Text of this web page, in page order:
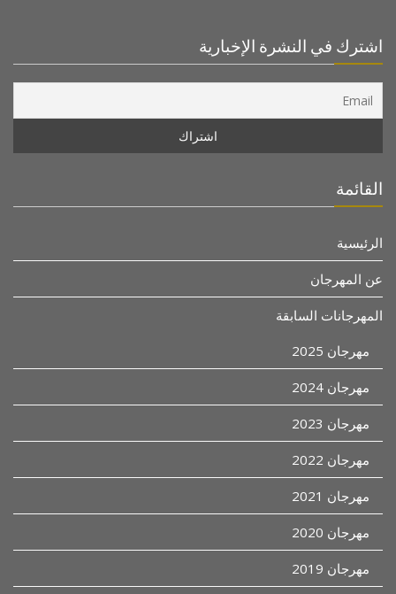
اشترك في النشرة الإخبارية
القائمة
الرئيسية
عن المهرجان
المهرجانات السابقة
مهرجان 2025
مهرجان 2024
مهرجان 2023
مهرجان 2022
مهرجان 2021
مهرجان 2020
مهرجان 2019